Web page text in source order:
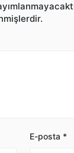
E-posta *